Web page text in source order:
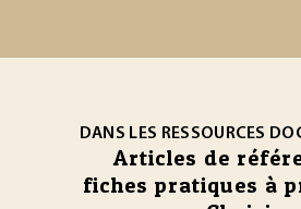
DANS LES RESSOURCES
Articles de
fiches pratiques à